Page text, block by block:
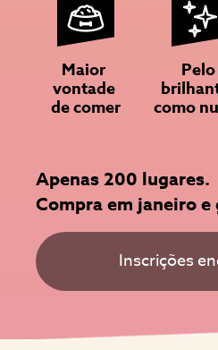
Maior
vontade
de comer
Pelo
como
Apenas 200 lugares.
Compra em janeiro
Inscrições